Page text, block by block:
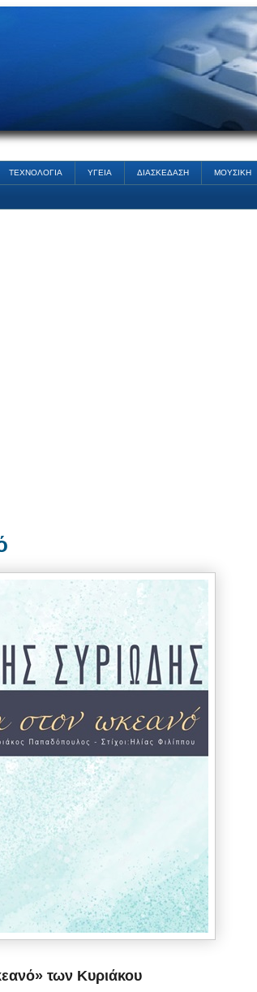
ΤΕΧΝΟΛΟΓΙΑ ΥΓΕΙΑ ΔΙΑΣΚΕΔΑΣΗ ΜΟΥΣΙΚΗ
των Κυριάκου